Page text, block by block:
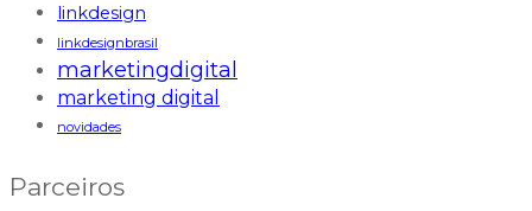
linkdesign
linkdesignbrasil
marketingdigital
marketing digital
novidades
Parceiros